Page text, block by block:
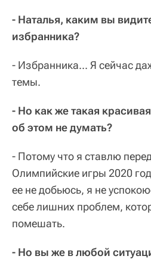
- Наталья, каким вы
избранника?
- Избранника... Я сейчас
темы.
- Но как же такая
об этом не думать?
- Потому что я ставлю
Олимпийские игры 2020
ее не добьюсь, я не
себе лишних проблем,
помешать.
- Но вы же в любой